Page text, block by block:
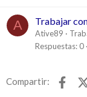
A Trabajar
Ative89
Respuestas 0
Compartir: